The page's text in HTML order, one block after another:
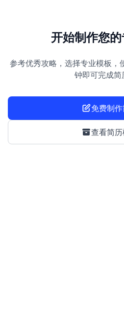
开始制作您
参考优秀攻略，选择专业模板，
钟即可完成简
免费制
查看简历